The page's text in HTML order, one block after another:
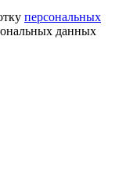
персональных
данных